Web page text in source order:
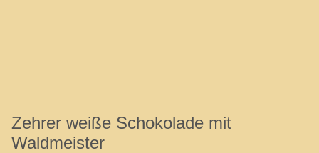
Zehrer weiße Schokolade mit
Waldmeister